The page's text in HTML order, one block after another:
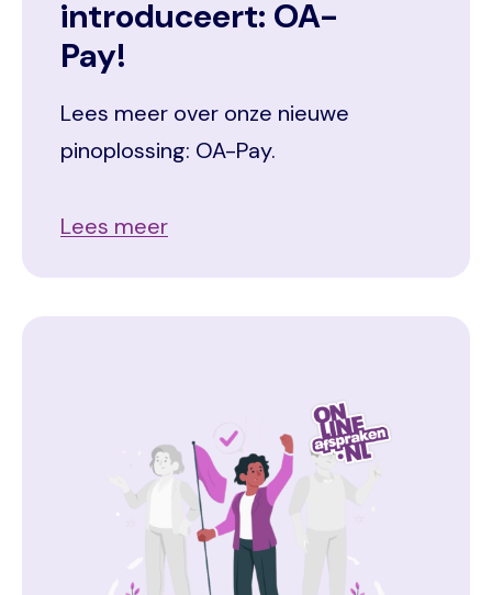
introduceert: OA-
Pay!
Lees meer over onze nieuwe
pinoplossing: OA-Pay.
Lees meer